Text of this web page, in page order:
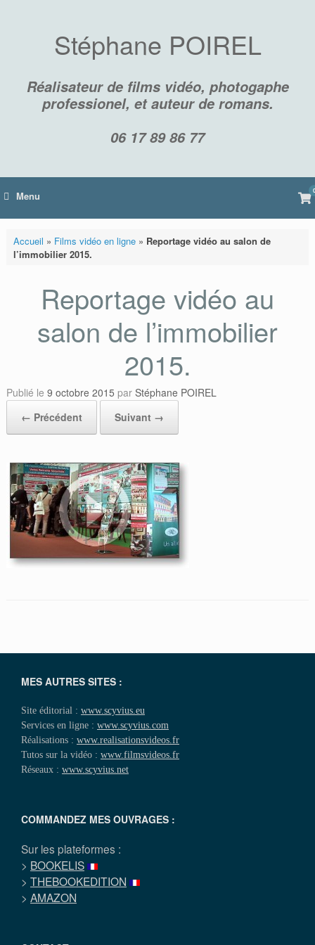
Stéphane POIREL
Réalisateur de films vidéo, photogaphe
professionel, et auteur de romans.
06 17 89 86 77
Menu 0
Accueil » Films vidéo en ligne» Reportage vidéo au salon de
l’immobilier 2015.
Reportage vidéo au
salon de l’immobilier
2015.
Publié le 9 octobre 2015 par Stéphane POIREL
← Précédent
Suivant →
MES AUTRES SITES :
Site éditorial : www.scyvius.eu
Services en ligne : www.scyvius.com
Réalisations : www.realisationsvideos.fr
Tutos sur la vidéo : www.filmsvideos.fr
Réseaux : www.scyvius.net
COMMANDEZ MES OUVRAGES :
Sur les plateformes :
> BOOKELIS
> THEBOOKEDITION
> AMAZON